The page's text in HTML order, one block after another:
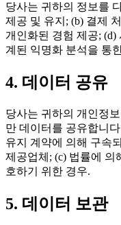
당사는 귀하의 정보를
제공 및 유지; (b) 결제
개인화된 경험 제공; (d)
계된 익명화 분석을 통
4. 데이터 공유
당사는 귀하의 개인정
만 데이터를 공유합니
유지 계약에 의해 구속
제공업체; (c) 법률에 의
호하기 위한 경우.
5. 데이터 보관